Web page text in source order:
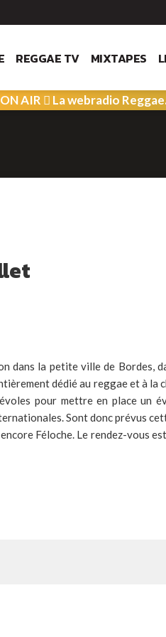
REGGAE TV MIXTAPES
ON AIR La webradio
dans la petite ville de Bordes,
dédié au reggae et à la
pour mettre en place un
Sont donc prévus
Féloche. Le rendez-vous